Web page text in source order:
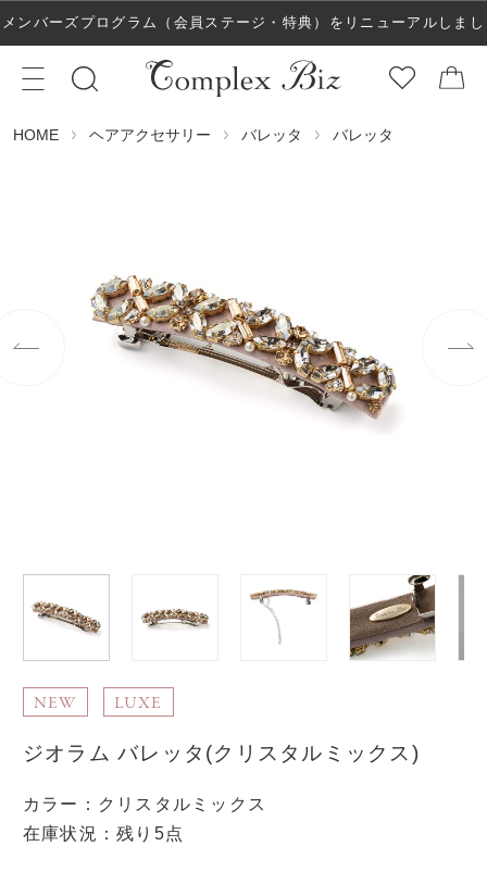
メンバーズプログラム（会員ステージ・特典）をリニューアルしまし
た！
HOME ヘアアクセサリー バレッタ バレッタ
NEW LUXE
ジオラム バレッタ(クリスタルミックス)
カラー ： クリスタルミックス
在庫状況：残り5点